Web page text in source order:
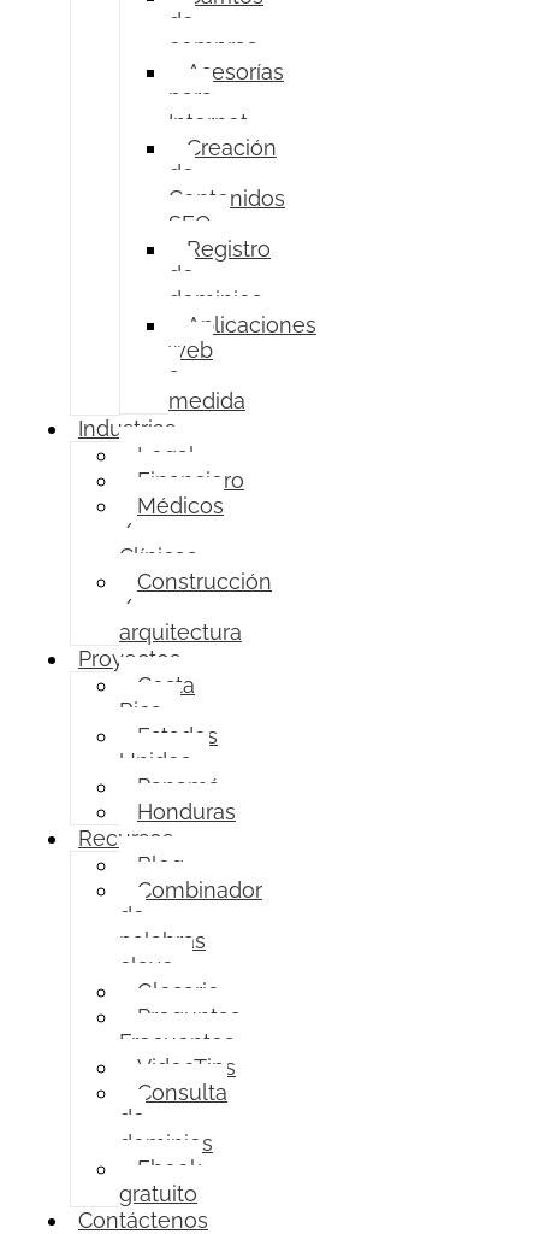
de
compras
Asesorías
para
Internet
Creación
de
Contenidos
SEO
Registro
de
dominios
Aplicaciones
web
a
medida
Industrias
Legal
Financiero
Médicos
/
Clínicas
Construcción
/
arquitectura
Proyectos
Costa
Rica
Estados
Unidos
Panamá
Honduras
Recursos
Blog
Combinador
de
palabras
clave
Glosario
Preguntas
Frecuentes
VideoTips
Consulta
de
dominios
Ebook
gratuito
Contáctenos